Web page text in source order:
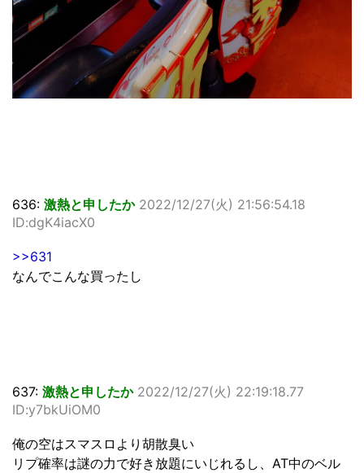
636: 激熱と申したか 2022/12/27(火) 21:56:54.18
ID:dgK4iacX0
>>631
なんでこんな買ったし
637: 激熱と申したか 2022/12/27(火) 22:19:18.77
ID:y7bkUiOM0
俺の空はスマスロより胡散臭い
リプ確率は謎の力で好き放題にいじれるし、AT中のベル